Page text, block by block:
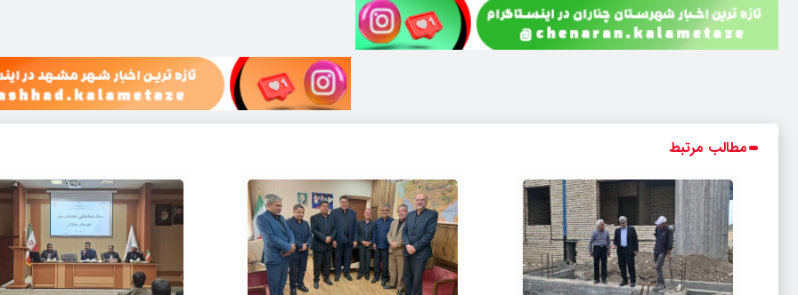
مطالب مرتبط